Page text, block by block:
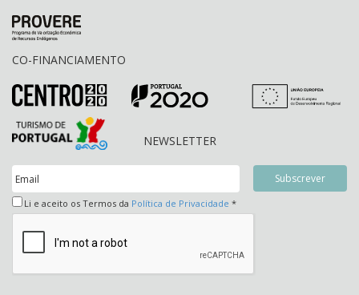
CO-FINANCIAMENTO
NEWSLETTER
Li e aceito os Termos da Política de Privacidade *